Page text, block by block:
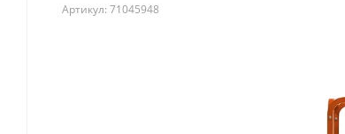
Артикул: 71045948